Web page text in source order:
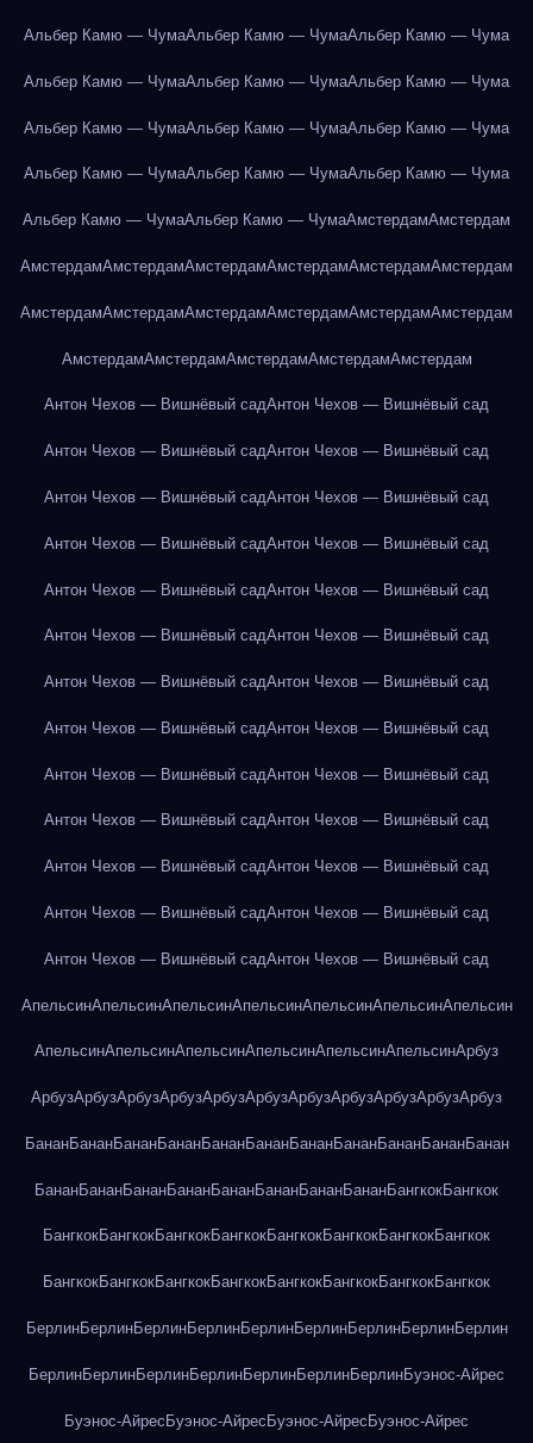
Альбер Камю — ЧумаАльбер Камю — ЧумаАльбер Камю — Чума
Альбер Камю — ЧумаАльбер Камю — ЧумаАльбер Камю — Чума
Альбер Камю — ЧумаАльбер Камю — ЧумаАльбер Камю — Чума
Альбер Камю — ЧумаАльбер Камю — ЧумаАльбер Камю — Чума
Альбер Камю — ЧумаАльбер Камю — ЧумаАмстердамАмстердам
АмстердамАмстердамАмстердамАмстердамАмстердамАмстердам
АмстердамАмстердамАмстердамАмстердамАмстердамАмстердам
АмстердамАмстердамАмстердамАмстердамАмстердам
Антон Чехов — Вишнёвый садАнтон Чехов — Вишнёвый сад
Антон Чехов — Вишнёвый садАнтон Чехов — Вишнёвый сад
Антон Чехов — Вишнёвый садАнтон Чехов — Вишнёвый сад
Антон Чехов — Вишнёвый садАнтон Чехов — Вишнёвый сад
Антон Чехов — Вишнёвый садАнтон Чехов — Вишнёвый сад
Антон Чехов — Вишнёвый садАнтон Чехов — Вишнёвый сад
Антон Чехов — Вишнёвый садАнтон Чехов — Вишнёвый сад
Антон Чехов — Вишнёвый садАнтон Чехов — Вишнёвый сад
Антон Чехов — Вишнёвый садАнтон Чехов — Вишнёвый сад
Антон Чехов — Вишнёвый садАнтон Чехов — Вишнёвый сад
Антон Чехов — Вишнёвый садАнтон Чехов — Вишнёвый сад
Антон Чехов — Вишнёвый садАнтон Чехов — Вишнёвый сад
Антон Чехов — Вишнёвый садАнтон Чехов — Вишнёвый сад
АпельсинАпельсинАпельсинАпельсинАпельсинАпельсинАпельсин
АпельсинАпельсинАпельсинАпельсинАпельсинАпельсинАрбуз
АрбузАрбузАрбузАрбузАрбузАрбузАрбузАрбузАрбузАрбузАрбуз
БананБананБананБананБананБананБананБананБананБананБанан
БананБананБананБананБананБананБананБананБангкокБангкок
БангкокБангкокБангкокБангкокБангкокБангкокБангкокБангкок
БангкокБангкокБангкокБангкокБангкокБангкокБангкокБангкок
БерлинБерлинБерлинБерлинБерлинБерлинБерлинБерлинБерлин
БерлинБерлинБерлинБерлинБерлинБерлинБерлинБуэнос-Айрес
Буэнос-АйресБуэнос-АйресБуэнос-АйресБуэнос-Айрес